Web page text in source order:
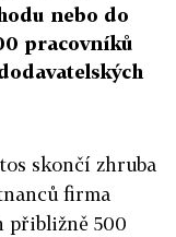
nebo do
pracovníků
skončí zhruba
firma
přibližně 500